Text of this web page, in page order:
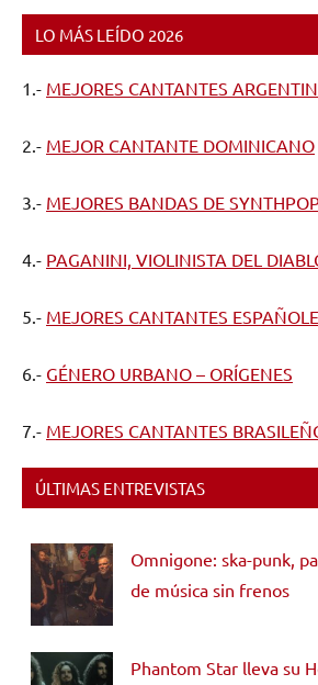
LO MÁS LEÍDO 2026
1.- MEJORES CANTANTES
2.- MEJOR CANTANTE DOMINICANO
3.- MEJORES BANDAS DE
4.- PAGANINI, VIOLINISTA DEL
5.- MEJORES CANTANTES
6.- GÉNERO URBANO – ORÍGENES
7.- MEJORES CANTANTES
ÚLTIMAS ENTREVISTAS
Omnigone: ska-punk,
de música sin frenos
Phantom Star lleva su